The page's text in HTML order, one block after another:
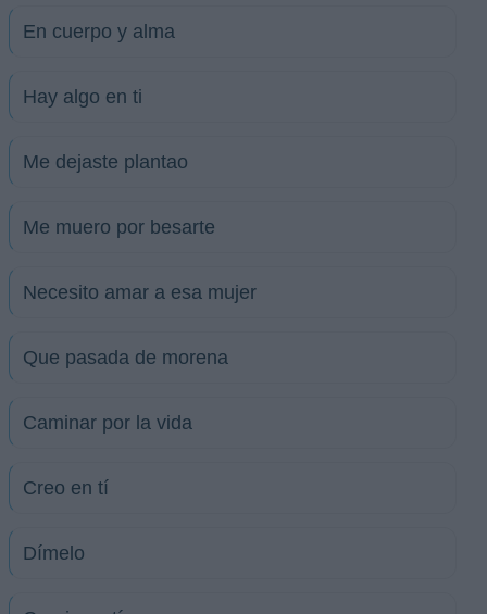
En cuerpo y alma
Hay algo en ti
Me dejaste plantao
Me muero por besarte
Necesito amar a esa mujer
Que pasada de morena
Caminar por la vida
Creo en tí
Dímelo